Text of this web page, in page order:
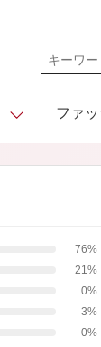
美容液・ク
日やけ止め
フェイスカ
お悩みから
ベーシック
ファ
76%
21%
0%
3%
0%